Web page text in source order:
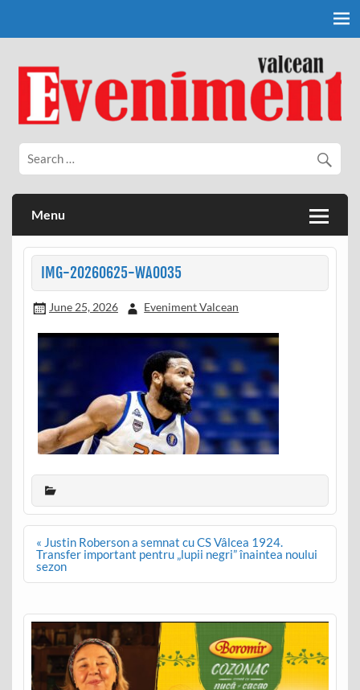
Eveniment Valcean
Menu
IMG-20260625-WA0035
June 25, 2026 Eveniment Valcean
Post
navigation
« Justin Roberson a semnat cu CS Vâlcea 1924.
Transfer important pentru „lupii negri” înaintea noului
sezon